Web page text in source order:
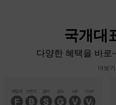
국개대
다양한 혜택을 바로
더보기